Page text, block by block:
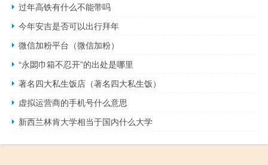
过年高铁有什么不能带吗
今年安吉是否可以出行拜年
微信加粉平台（微信加粉）
“永閟巾箱不忍开”的出处是哪里
著名四大私生饭店（著名四大私生饭）
虚拟运营商的手机号什么意思
新西兰林肯大学相当于国内什么大学